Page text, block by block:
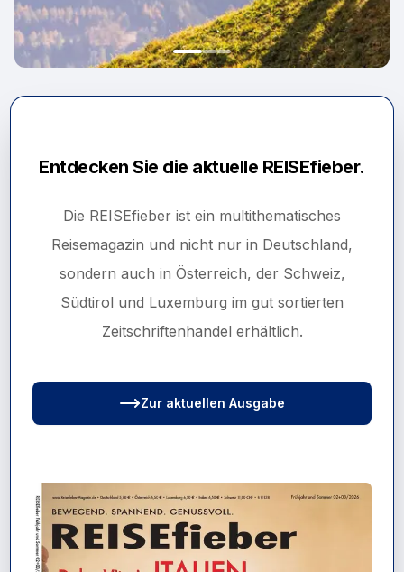
Die aktuelle Ausgabe des
Entdecken Sie die aktuelle REISEfieber.
Die REISEfieber ist ein multithematisches
Reisemagazin und nicht nur in Deutschland,
sondern auch in Österreich, der Schweiz,
Südtirol und Luxemburg im gut sortierten
Zeitschriftenhandel erhältlich.
Zur aktuellen Ausgabe